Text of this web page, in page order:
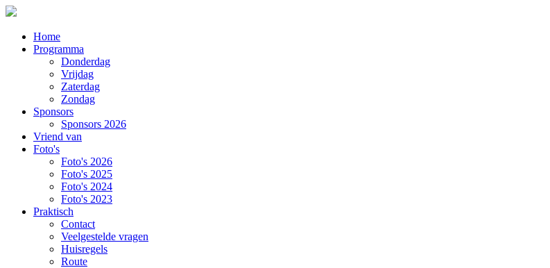
Home
Programma
Donderdag
Vrijdag
Zaterdag
Zondag
Sponsors
Sponsors 2026
Vriend van
Foto's
Foto's 2026
Foto's 2025
Foto's 2024
Foto's 2023
Praktisch
Contact
Veelgestelde vragen
Huisregels
Route